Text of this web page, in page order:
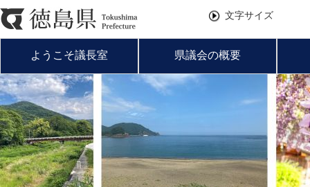
文字サイズ
ようこそ議長室 県議会の概要